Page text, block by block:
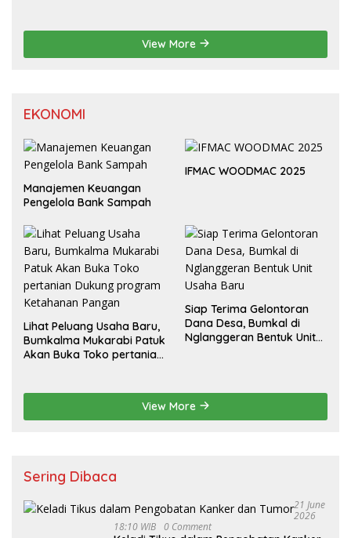
View More
EKONOMI
Manajemen Keuangan
Pengelola Bank Sampah
IFMAC WOODMAC 2025
Lihat Peluang Usaha Baru,
Bumkalma Mukarabi Patuk
Akan Buka Toko pertanian
Siap Terima Gelontoran
Dana Desa, Bumkal di
Nglanggeran Bentuk Unit
View More
Sering Dibaca
21 June
2026
18:10 WIB 0 Comment